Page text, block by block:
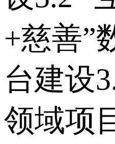
+慈善”
台建设
领域项